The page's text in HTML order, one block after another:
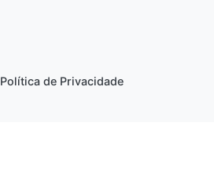
Política de Privacidade